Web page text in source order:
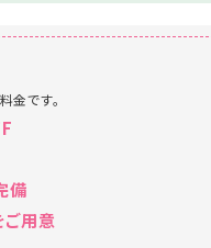
です。
備
ご用意